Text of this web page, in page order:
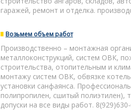
гаражей, ремонт и отделка.
Возьмем объем работ
Производственно – монтажная
металлоконструкций, систем ОВК,
строительства, отопительным и
монтажу систем ОВК, обвязке
установки санфаянса.
полипропилен, сшитый полиэтилен),
допуски на все виды работ.